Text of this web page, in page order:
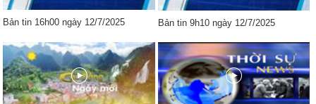
Bản tin 16h00 ngày 12/7/2025 Bản tin 9h10 ngày 12/7/2025